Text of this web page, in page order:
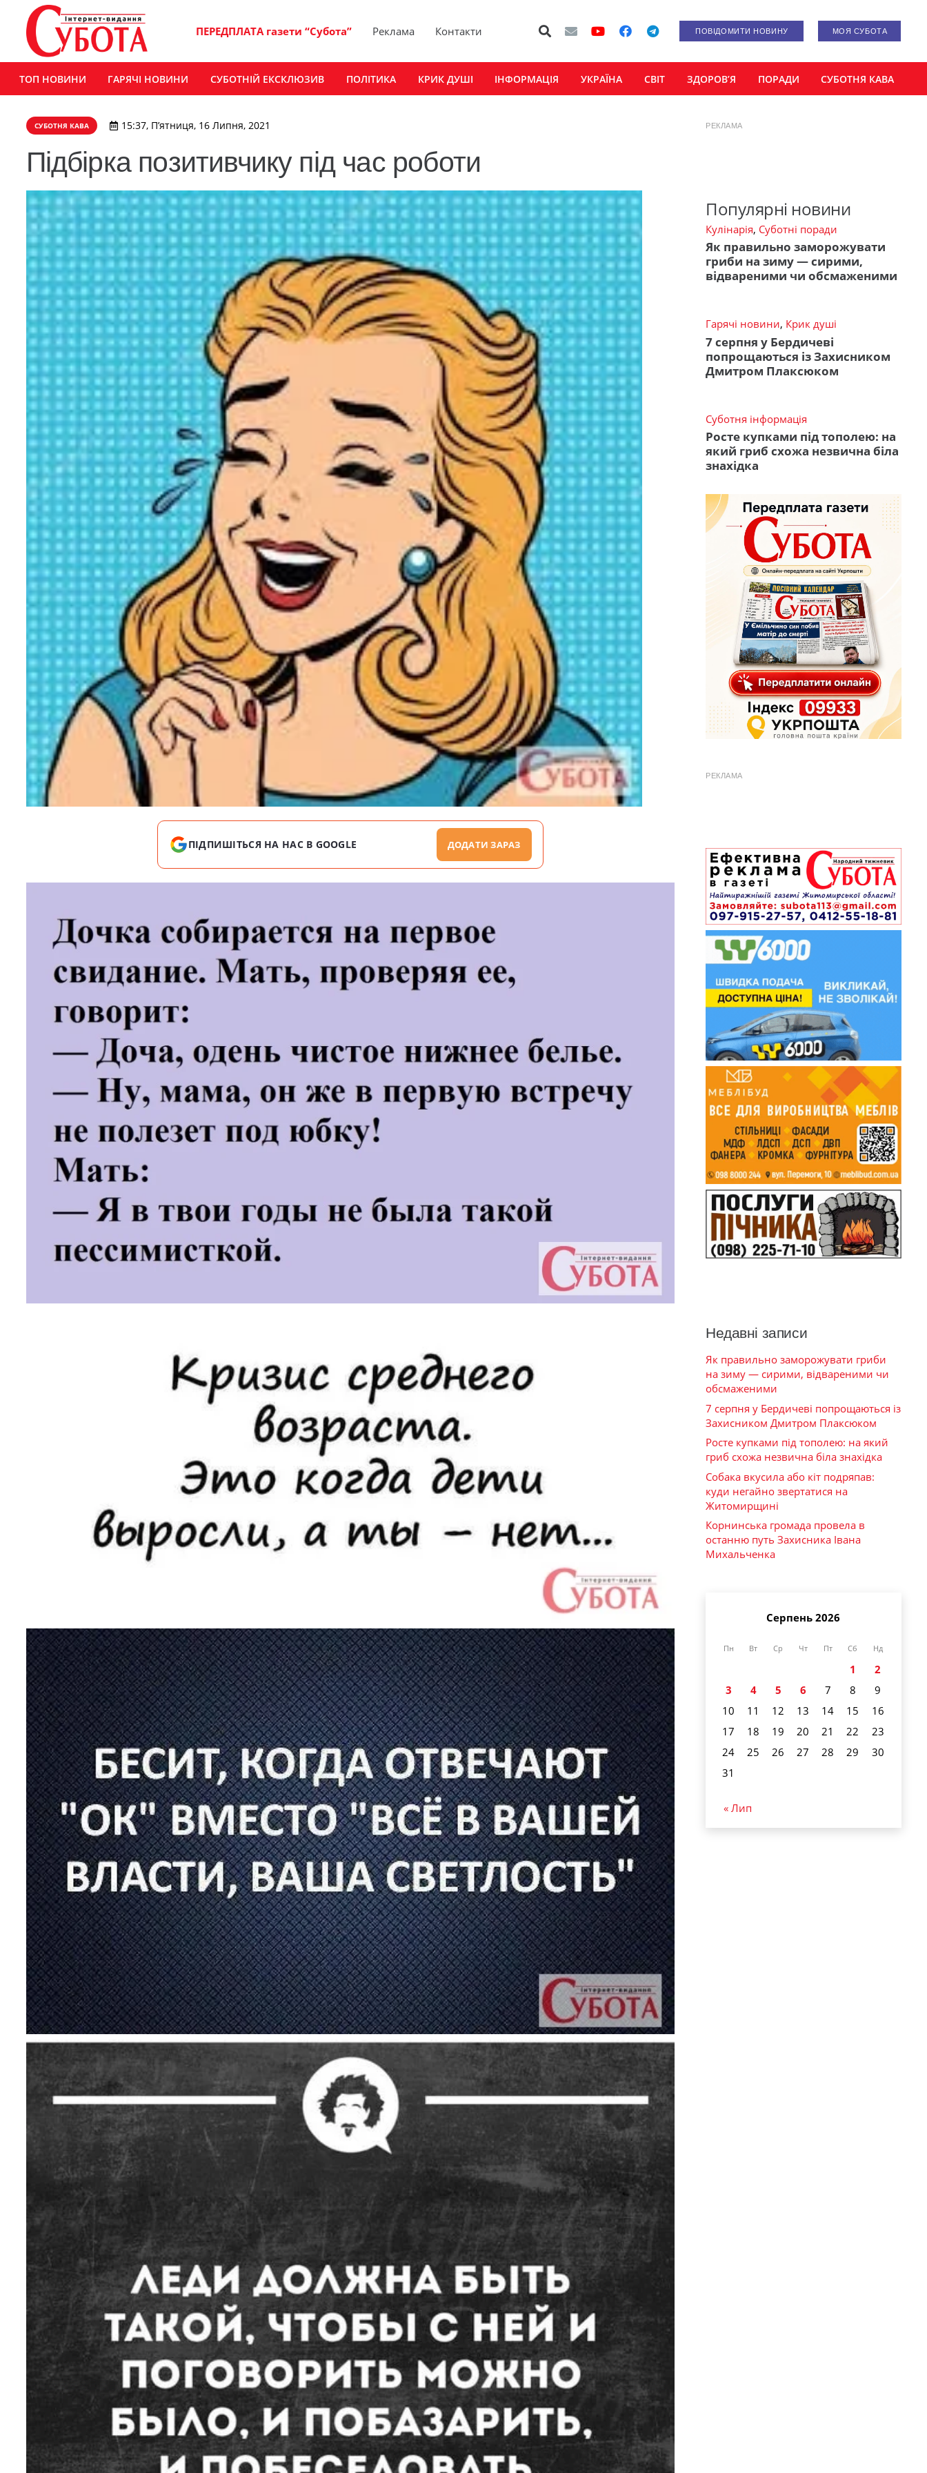
ПЕРЕДПЛАТА газети “Субота” Реклама Контакти ПОВІДОМИТИ НОВИНУ МОЯ СУБОТА
ТОП НОВИНИ ГАРЯЧІ НОВИНИ СУБОТНІЙ ЕКСКЛЮЗИВ ПОЛІТИКА КРИК ДУШІ ІНФОРМАЦІЯ УКРАЇНА СВІТ ЗДОРОВ’Я ПОРАДИ СУБОТНЯ КАВА
СУБОТНЯ КАВА 15:37, П’ятниця, 16 Липня, 2021
Підбірка позитивчику під час роботи
ПІДПИШІТЬСЯ НА НАС В GOOGLE ДОДАТИ ЗАРАЗ
РЕКЛАМА
Популярні новини
Кулінарія, Суботні поради
Як правильно заморожувати
гриби на зиму — сирими,
відвареними чи обсмаженими
Гарячі новини, Крик душі
7 серпня у Бердичеві
попрощаються із Захисником
Дмитром Плаксюком
Суботня інформація
Росте купками під тополею: на
який гриб схожа незвична біла
знахідка
РЕКЛАМА
Недавні записи
Як правильно заморожувати гриби
на зиму — сирими, відвареними чи
обсмаженими
7 серпня у Бердичеві попрощаються із
Захисником Дмитром Плаксюком
Росте купками під тополею: на який
гриб схожа незвична біла знахідка
Собака вкусила або кіт подряпав:
куди негайно звертатися на
Житомирщині
Корнинська громада провела в
останню путь Захисника Івана
Михальченка
Серпень 2026
Пн Вт Ср Чт Пт Сб Нд
1
2
3
4 5 6 7 8
9
10
11 12 13 14 15
16
17
18 19 20 21 22
23
24
25 26 27 28 29
30
31
« Лип